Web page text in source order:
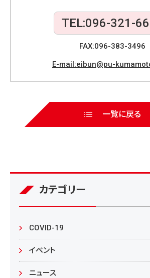
TEL:096-321-
FAX:096-383-3496
E-mail:eibun@pu-
一覧に戻る
カテゴリー
COVID-19
本学の対応
在学生の皆様へ
イベント
ニュース